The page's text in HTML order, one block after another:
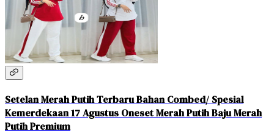
Setelan Merah Putih Terbaru Bahan Combed/ Spesial
Kemerdekaan 17 Agustus Oneset Merah Putih Baju Merah
Putih Premium